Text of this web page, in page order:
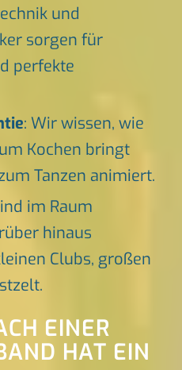
und
sorgen für
perfekte
: Wir wissen, wie
Kochen bringt
Tanzen animiert.
im Raum
hinaus
Clubs, großen
EINER
HAT EIN